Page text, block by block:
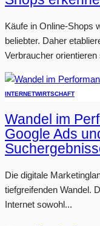
Käufe in Online-Shops
beliebter. Daher
Verbraucher orientieren
INTERNETWIRTSCHAFT
Wandel im
Google Ads
Die digitale
tiefgreifenden Wandel.
Internet sowohl...